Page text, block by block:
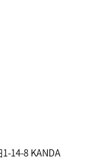
14-8 KANDA